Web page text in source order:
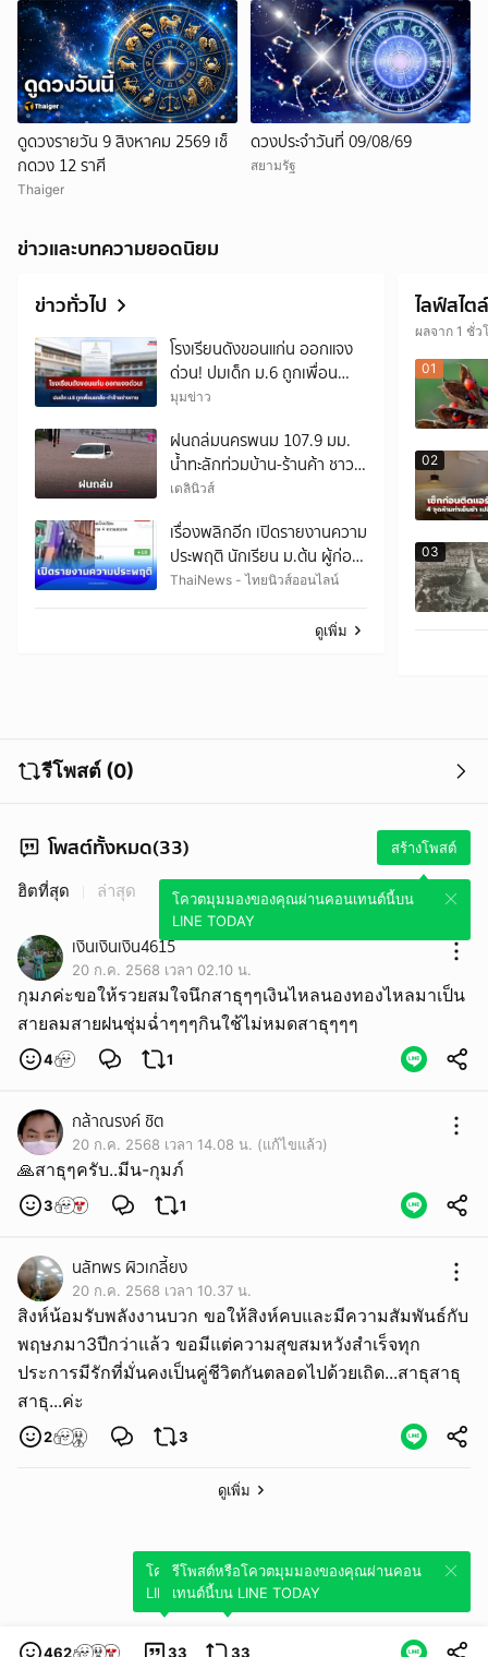
ดูดวงรายวัน 9 สิงหาคม 2569 เช็
กดวง 12 ราศี
Thaiger
ดวงประจำวันที่ 09/08/69
สยามรัฐ
ข่าวและบทความยอดนิยม
ข่าวทั่วไป
โรงเรียนดังขอนแก่น ออกแจง
ด่วน! ปมเด็ก ม.6 ถูกเพื่อน
แกล้ง-ทำร้ายร่างกาย
มุมข่าว
ฝนถล่มนครพนม 107.9 มม.
น้ำทะลักท่วมบ้าน-ร้านค้า ชาว
บ้านบอก “ฝนแสนห่า” ไม่เคย
เดลินิวส์
เรื่องพลิกอีก เปิดรายงานความ
ประพฤติ นักเรียน ม.ต้น ผู้ก่อ
เหตุ
ThaiNews - ไทยนิวส์ออนไลน์
ดูเพิ่ม
ไลฟ์สไตล์
ผลจาก 1 ชั่
01
02
03
รีโพสต์ (0)
โพสต์ทั้งหมด(33) สร้างโพสต์
โควตมุมมองของคุณผ่านคอนเทนต์นี้บน
LINE TODAY
ฮิตที่สุด ล่าสุด
เงินเงินเงิน4615
20 ก.ค. 2568 เวลา 02.10 น.
กุมภค่ะขอให้รวยสมใจนึกสาธุๆๆเงินไหลนองทองไหลมาเป็น
สายลมสายฝนชุ่มฉ่ำๆๆๆกินใช้ไม่หมดสาธุๆๆๆ
4 1
กล้าณรงค์ ชิต
20 ก.ค. 2568 เวลา 14.08 น. (แก้ไขแล้ว)
🙏สาธุๆครับ..มีน-กุมภ์
3 1
นลัทพร ผิวเกลี้ยง
20 ก.ค. 2568 เวลา 10.37 น.
สิงห์​น้อม​รับ​พลังงาน​บวก​ ขอให้​สิงห์​คบ​และ​มี​ความ​สัมพันธ์​กับ​
พฤษภ​มา​3​ปี​กว่า​แล้ว​ ขอ​มีแต่​ความสุข​สมหวัง​สำเร็จ​ทุก​
ประการ​มี​รัก​ที่​มั่นคง​เป็น​คู่​ชีวิต​กัน​ตลอดไป​ด้วย​เถิด...สาธุ​สาธุ​
สาธุ...ค่ะ​
2 3
ดูเพิ่ม
462 33
โควตมุมมองของคุณผ่านคอนเทนต์นี้บน
LINE TODAY
33
รีโพสต์หรือโควตมุมมองของคุณผ่านคอน
เทนต์นี้บน LINE TODAY